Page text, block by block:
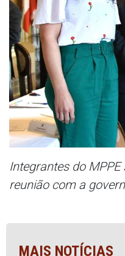
Integrantes do
reunião com a
MAIS NOTÍCIAS